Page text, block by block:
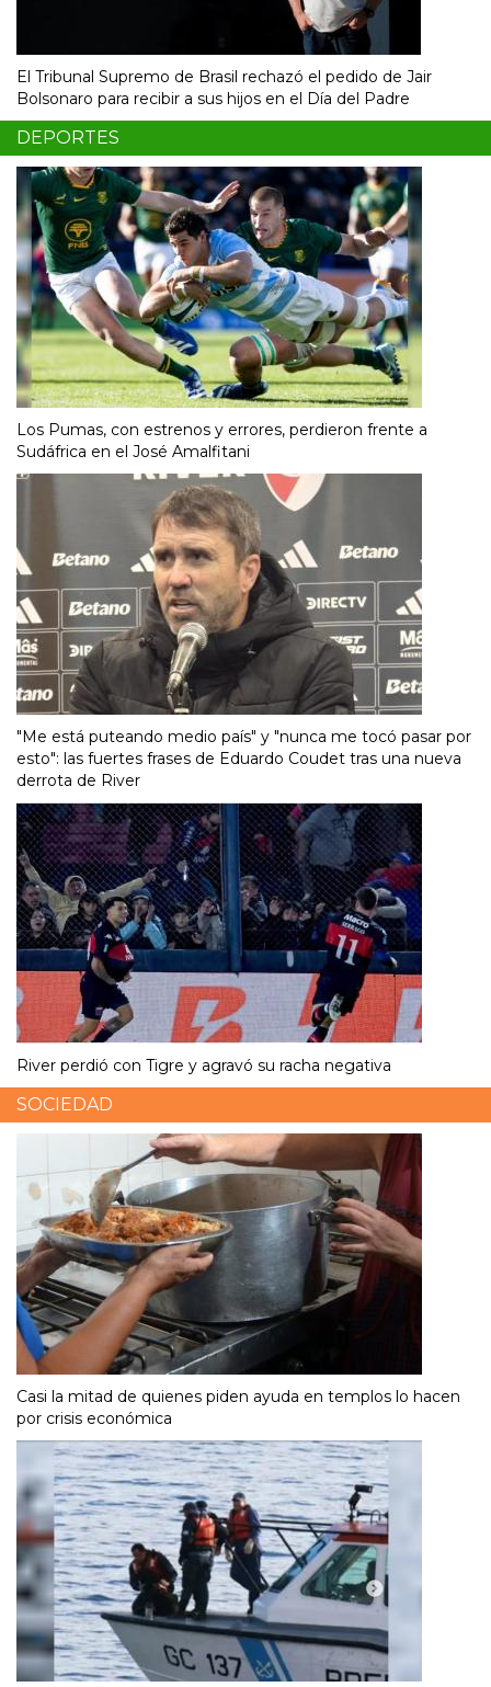
El Tribunal Supremo de Brasil rechazó el pedido de Jair
Bolsonaro para recibir a sus hijos en el Día del Padre
DEPORTES
Los Pumas, con estrenos y errores, perdieron frente a
Sudáfrica en el José Amalfitani
"Me está puteando medio país" y "nunca me tocó pasar por
esto": las fuertes frases de Eduardo Coudet tras una nueva
derrota de River
River perdió con Tigre y agravó su racha negativa
SOCIEDAD
Casi la mitad de quienes piden ayuda en templos lo hacen
por crisis económica